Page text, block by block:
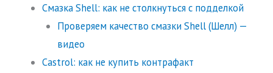
Смазка Shell: как не столкнуться с подделкой
Проверяем качество смазки Shell (Шелл) —
видео
Castrol: как не купить контрафакт